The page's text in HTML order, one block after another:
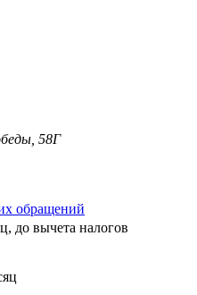
58Г
обращений
до вычета налогов